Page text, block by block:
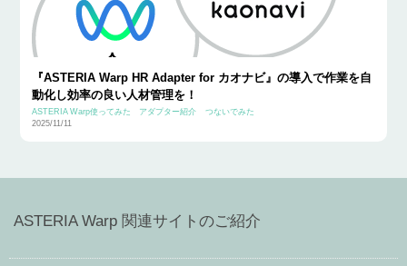
『ASTERIA Warp HR Adapter for カオナビ』の導入で作業を自
動化し効率の良い人材管理を！
ASTERIA Warp使ってみた アダプター紹介
つないでみた
2025/11/11
ASTERIA Warp 関連サイトのご紹介